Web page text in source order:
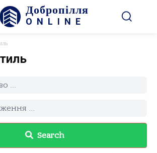
Добропілля
ONLINE
Search